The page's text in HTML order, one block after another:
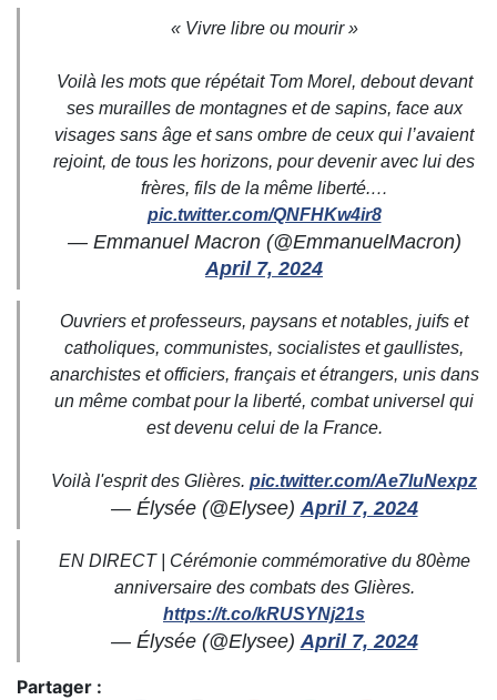
« Vivre libre ou mourir »
Voilà les mots que répétait Tom Morel, debout devant
ses murailles de montagnes et de sapins, face aux
visages sans âge et sans ombre de ceux qui l’avaient
rejoint, de tous les horizons, pour devenir avec lui des
frères, fils de la même liberté.…
pic.twitter.com/QNFHKw4ir8
— Emmanuel Macron (@EmmanuelMacron)
April 7, 2024
Ouvriers et professeurs, paysans et notables, juifs et
catholiques, communistes, socialistes et gaullistes,
anarchistes et officiers, français et étrangers, unis dans
un même combat pour la liberté, combat universel qui
est devenu celui de la France.
Voilà l'esprit des Glières. pic.twitter.com/Ae7luNexpz
— Élysée (@Elysee)April 7, 2024
EN DIRECT | Cérémonie commémorative du 80ème
anniversaire des combats des Glières.
https://t.co/kRUSYNj21s
— Élysée (@Elysee)April 7, 2024
Partager :